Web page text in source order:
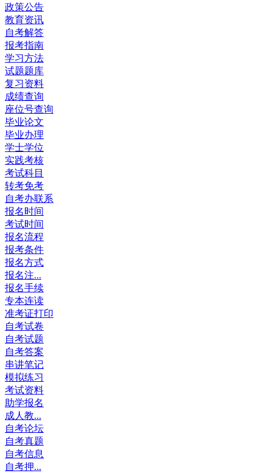
政策公告
教育资讯
自考解答
报考指南
学习方法
试题题库
复习资料
成绩查询
座位号查询
毕业论文
毕业办理
学士学位
实践考核
考试科目
转考免考
自考办联系
报名时间
考试时间
报名流程
报考条件
报名方式
报名注...
报名手续
专本连读
准考证打印
自考试卷
自考试题
自考答案
串讲笔记
模拟练习
考试资料
助学报名
成人教...
自考论坛
自考真题
自考信息
自考押...